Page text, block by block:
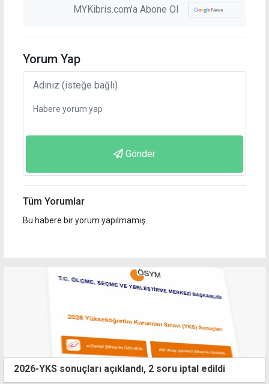
MYKibris.com'a Abone Ol
Yorum Yap
Gönder
Tüm Yorumlar
Bu habere bir yorum yapılmamış.
2026-YKS sonuçları açıklandı, 2 soru iptal edildi